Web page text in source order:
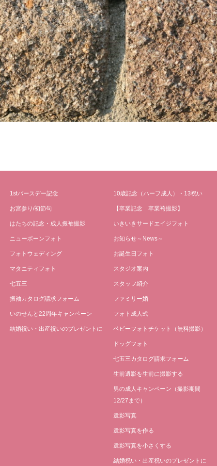
1stバースデー記念
お宮参り/初節句
はたちの記念・成人振袖撮影
ニューボーンフォト
フォトウェディング
マタニティフォト
七五三
振袖カタログ請求フォーム
いのせんと22周年キャンペーン
結婚祝い・出産祝いのプレゼントに
10歳記念（ハーフ成人）・13祝い
【卒業記念 卒業袴撮影】
いきいきサードエイジフォト
お知らせ～News～
お誕生日フォト
スタジオ案内
スタッフ紹介
ファミリー婚
フォト成人式
ベビーフォトチケット（無料撮影）
ドッグフォト
七五三カタログ請求フォーム
生前遺影を生前に撮影する
男の成人キャンペーン（撮影期間
12/27まで）
遺影写真
遺影写真を作る
遺影写真を小さくする
結婚祝い・出産祝いのプレゼントに